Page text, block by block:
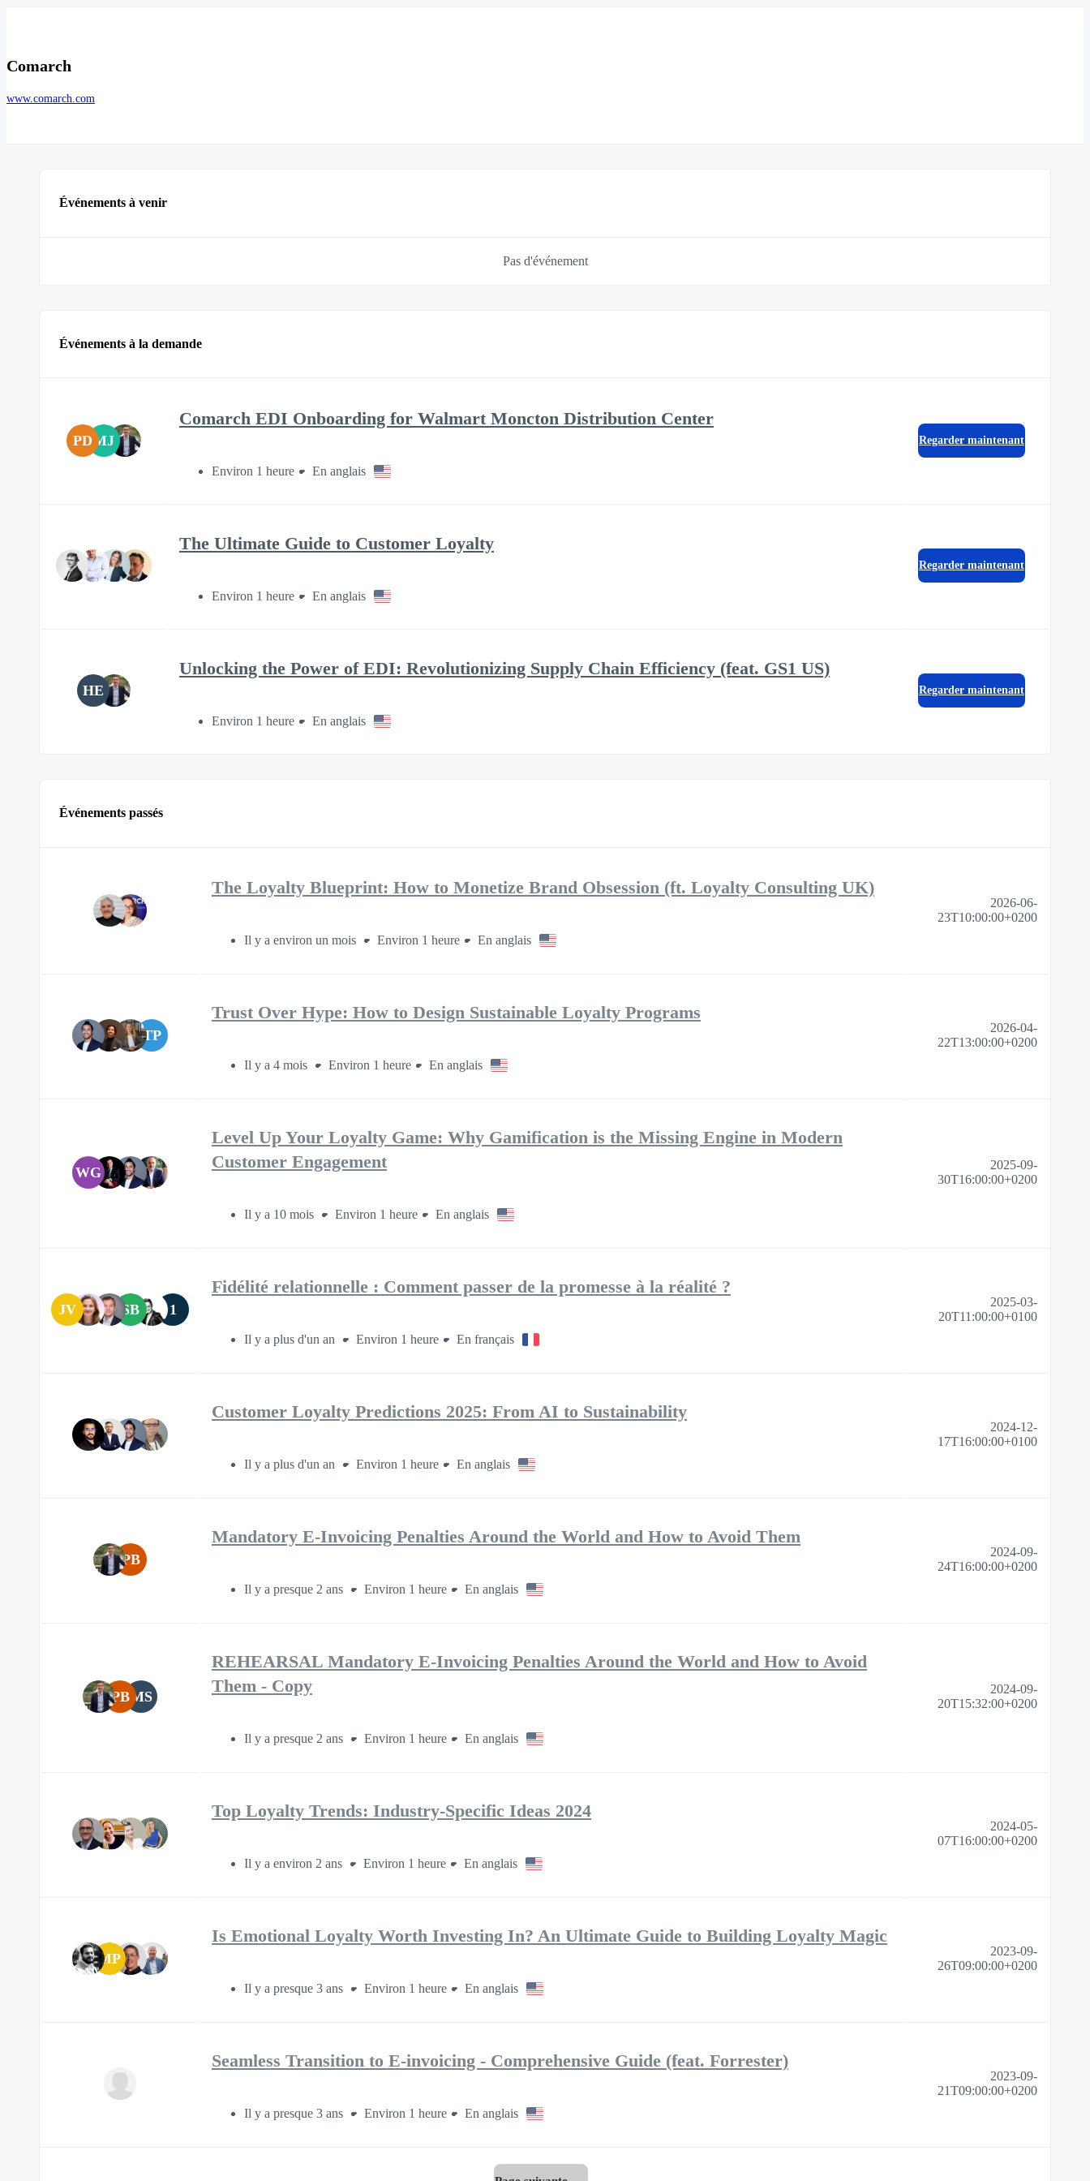
Comarch
www.comarch.com
Événements à venir
Pas d'événement
Événements à la demande
PD MJ
Comarch EDI Onboarding for Walmart Moncton Distribution Center
Environ 1 heure En anglais
Regarder maintenant
The Ultimate Guide to Customer Loyalty
Environ 1 heure En anglais
Regarder maintenant
HE
Unlocking the Power of EDI: Revolutionizing Supply Chain Efficiency (feat. GS1 US)
Environ 1 heure En anglais
Regarder maintenant
Événements passés
The Loyalty Blueprint: How to Monetize Brand Obsession (ft. Loyalty Consulting UK)
Il y a environ un mois Environ 1 heure En anglais
2026-06-
23T10:00:00+0200
TP
Trust Over Hype: How to Design Sustainable Loyalty Programs
Il y a 4 mois Environ 1 heure En anglais
2026-04-
22T13:00:00+0200
WG
Level Up Your Loyalty Game: Why Gamification is the Missing Engine in Modern
Customer Engagement
Il y a 10 mois Environ 1 heure En anglais
2025-09-
30T16:00:00+0200
JV SB 1
Fidélité relationnelle : Comment passer de la promesse à la réalité ?​
Il y a plus d'un an Environ 1 heure En français
2025-03-
20T11:00:00+0100
Customer Loyalty Predictions 2025: From AI to Sustainability
Il y a plus d'un an Environ 1 heure En anglais
2024-12-
17T16:00:00+0100
PB
Mandatory E-Invoicing Penalties Around the World and How to Avoid Them
Il y a presque 2 ans Environ 1 heure En anglais
2024-09-
24T16:00:00+0200
PB MS
REHEARSAL Mandatory E-Invoicing Penalties Around the World and How to Avoid
Them - Copy
Il y a presque 2 ans Environ 1 heure En anglais
2024-09-
20T15:32:00+0200
Top Loyalty Trends: Industry-Specific Ideas 2024
Il y a environ 2 ans Environ 1 heure En anglais
2024-05-
07T16:00:00+0200
MP
Is Emotional Loyalty Worth Investing In? An Ultimate Guide to Building Loyalty Magic
Il y a presque 3 ans Environ 1 heure En anglais
2023-09-
26T09:00:00+0200
Seamless Transition to E‑invoicing ‑ Comprehensive Guide (feat. Forrester)
Il y a presque 3 ans Environ 1 heure En anglais
2023-09-
21T09:00:00+0200